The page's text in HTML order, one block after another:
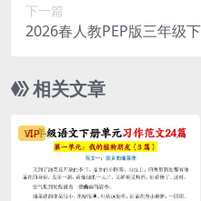
下一篇
2026春人教PEP版三年级
相关文章
VIP